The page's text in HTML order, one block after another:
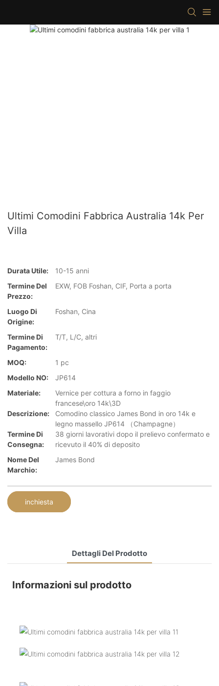
Ultimi Comodini Fabbrica Australia 14k Per
Villa
Durata Utile:
10-15 anni
Termine Del
Prezzo:
EXW, FOB Foshan, CIF, Porta a porta
Luogo Di
Origine:
Foshan, Cina
Termine Di
Pagamento:
T/T, L/C, altri
MOQ:
1 pc
Modello NO:
JP614
Materiale:
Vernice per cottura a forno in faggio
francese\oro 14k\3D
Descrizione:
Comodino classico James Bond in oro 14k e
legno massello JP614 （Champagne）
Termine Di
Consegna:
38 giorni lavorativi dopo il prelievo confermato e
ricevuto il 40% di deposito
Nome Del
Marchio:
James Bond
inchiesta
Dettagli Del Prodotto
Informazioni sul prodotto